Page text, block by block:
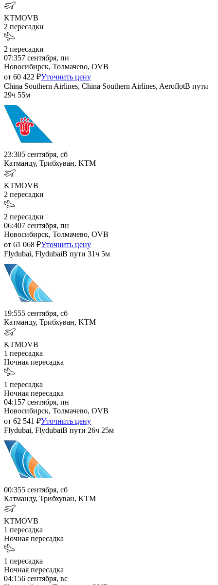
KTMOVB
2 пересадки
2 пересадки
07:357 сентября, пн
Новосибирск, Толмачево, OVB
от 60 422 ₽Уточнить цену
China Southern Airlines, China Southern Airlines, AeroflotВ пути
29ч 55м
23:305 сентября, сб
Катманду, Трибхуван, KTM
KTMOVB
2 пересадки
2 пересадки
06:407 сентября, пн
Новосибирск, Толмачево, OVB
от 61 068 ₽Уточнить цену
Flydubai, FlydubaiВ пути 31ч 5м
19:555 сентября, сб
Катманду, Трибхуван, KTM
KTMOVB
1 пересадка
Ночная пересадка
1 пересадка
Ночная пересадка
04:157 сентября, пн
Новосибирск, Толмачево, OVB
от 62 541 ₽Уточнить цену
Flydubai, FlydubaiВ пути 26ч 25м
00:355 сентября, сб
Катманду, Трибхуван, KTM
KTMOVB
1 пересадка
Ночная пересадка
1 пересадка
Ночная пересадка
04:156 сентября, вс